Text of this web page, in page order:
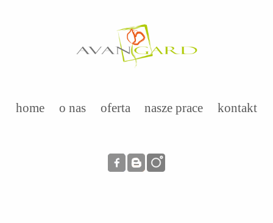
home o nas oferta nasze prace kontakt